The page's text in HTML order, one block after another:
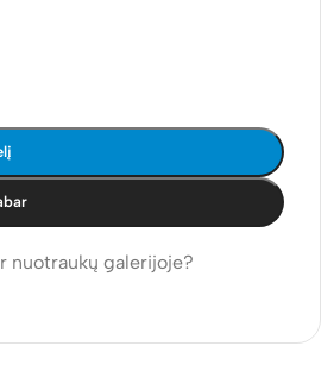
nuotraukų galerijoje?